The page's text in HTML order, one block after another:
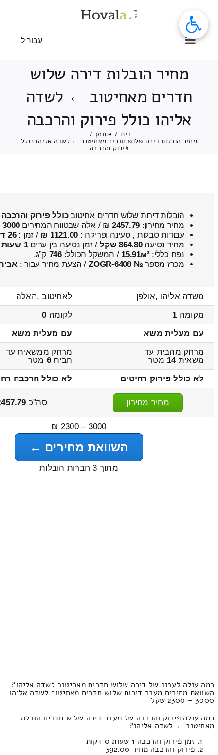
עבור ל
מחיר הובלות דירה שלוש
חדרים מאחיטוב ← לשדה
אליהו כולל פירוק והרכבה
בית /
price
/
מחיר הובלות דירה שלוש חדרים מאחיטוב ← לשדה אליהו כולל
פירוק והרכבה
הובלות דירות שלוש חדרים אחיטובכולל פירוק והרכבה
מחיר מחירון: 2457.79 ₪ / אלה שבטווח המחירים3000
עבודות סבלות , טעינה ופריקה : 1121.00 ₪ / זמן :26 דקות 54 שניות
מחיר נסיעה864.80 שקל / זמן נסיעה בין ערים1 שעות , 7 דקות
נפח כללי:15.91м³ / המשקל הכולל:746 ק”ג.
מכרז מספר № ZOGR-6408 / הצעת מחיר עבור :
משדה אליהו ,אולפן
לאחיטוב ,האלה
מקומה 1 לקומה 0
עם מעלית משא
עם מעלית משא
מרחק מהבית עד
משאית14 מטר
מרחק ממשאית עד
הבית6 מטר
לא כולל פירוק רהיטים
לא כולל הרכבה
מחיר מחירון סה"כ
3000 – 2300 ₪
השוואת מחירים ←
מתוך 3 חברות הובלות
כמה עולה לעבור של דירה שלוש חדרים מאחיטוב לשדה אליהו?
השוואת מחירים מעבר דירות שלוש חדרים מאחיטוב לשדה אליהו
3000 – 2300 שקל
כמה עולה פירוק והרכבה של מעבר דירה שלוש חדרים הובלה
מאחיטוב ← לשדה אליהו?
זמן פירוק והרכבה 1 שעות 0 דקות
פירוק והרכבה מחיר 392.00